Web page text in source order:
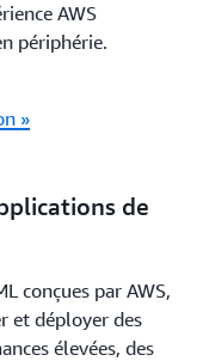
AWS
périphérie.
»
de
conçues par AWS,
et déployer des
élevées, des